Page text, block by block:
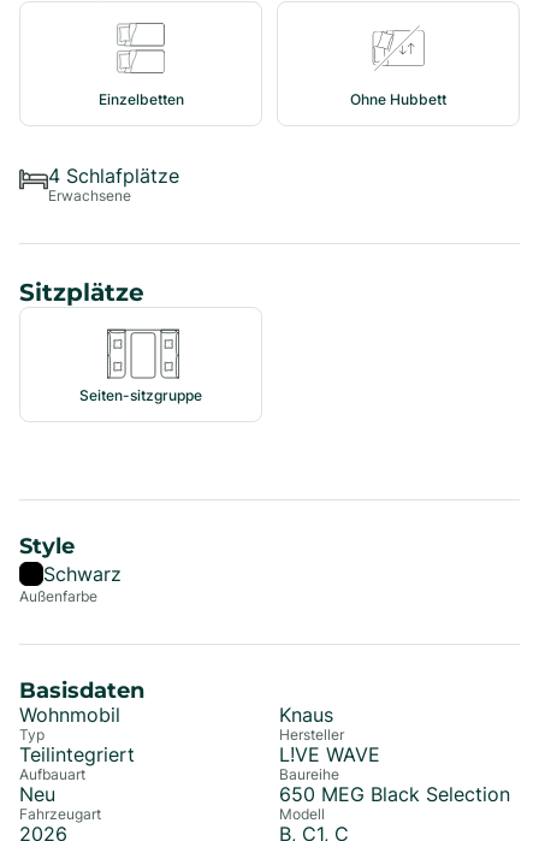
Einzelbetten Ohne Hubbett
4 Schlafplätze
Erwachsene
Sitzplätze
Seiten-sitzgruppe
Style
Schwarz
Außenfarbe
Basisdaten
Wohnmobil
Typ
Teilintegriert
Aufbauart
Neu
Fahrzeugart
2026
Knaus
Hersteller
L!VE WAVE
Baureihe
650 MEG Black Selection
Modell
B, C1, C